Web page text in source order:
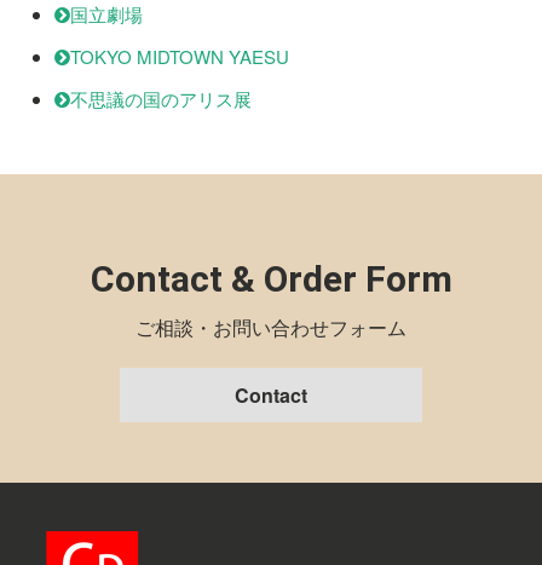
国立劇場
TOKYO MIDTOWN YAESU
不思議の国のアリス展
Contact & Order Form
ご相談・お問い合わせフォーム
Contact